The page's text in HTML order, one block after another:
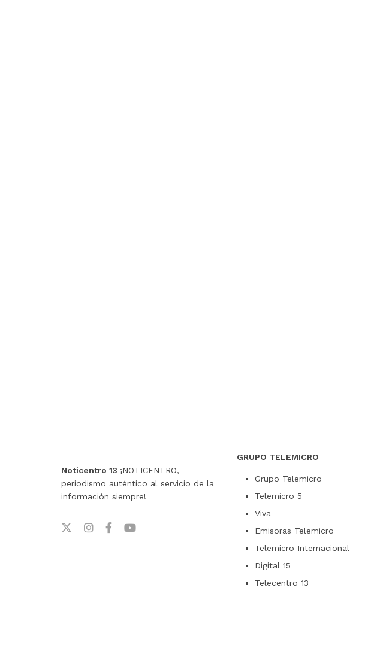
Noticentro 13 ¡NOTICENTRO,
periodismo auténtico al servicio de la
información siempre!
GRUPO TELEMICRO
Grupo Telemicro
Telemicro 5
Viva
Emisoras Telemicro
Telemicro Internacional
Digital 15
Telecentro 13